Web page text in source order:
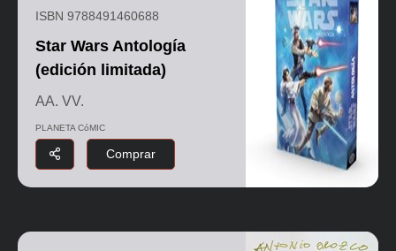
ISBN 9788491460688
Star Wars Antología
(edición limitada)
AA. VV.
PLANETA CóMIC
Comprar